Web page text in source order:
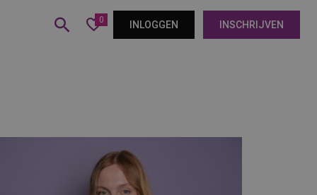
0 INLOGGEN INSCHRIJVEN